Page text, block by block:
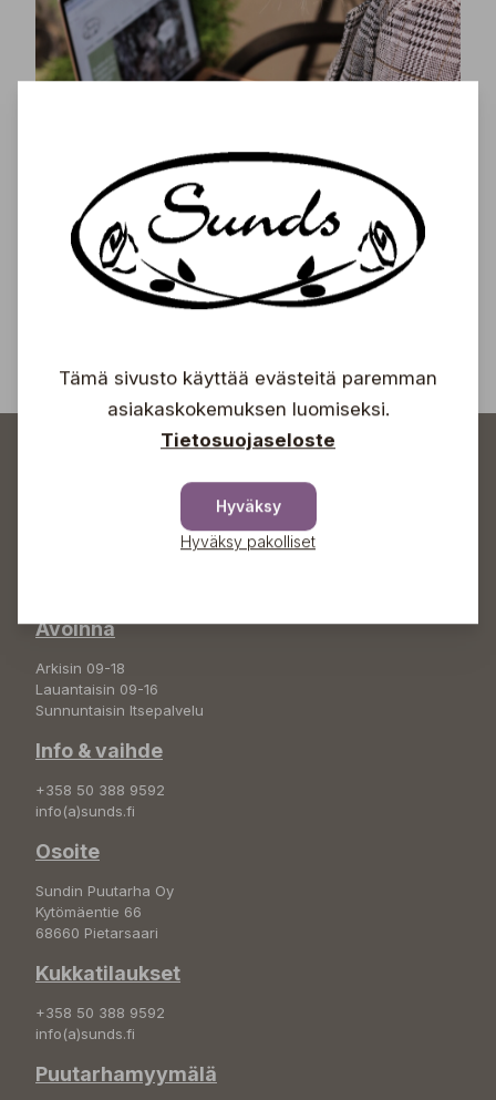
Tilaa uutiskirjeemme ja saa tuoreimmat uutiset,
eksklusiiviset tarjoukset, inspiroivat vinkit sekä
tiedot tulevista tapahtumista suoraan sähköpostiisi!
Tilaa
Avoinna
Arkisin 09-18
Lauantaisin 09-16
Sunnuntaisin Itsepalvelu
Info & vaihde
+358 50 388 9592
info(a)sunds.fi
Osoite
Sundin Puutarha Oy
Kytömäentie 66
68660 Pietarsaari
Kukkatilaukset
+358 50 388 9592
info(a)sunds.fi
Puutarhamyymälä
Tämä sivusto käyttää evästeitä paremman
asiakaskokemuksen luomiseksi.
Tietosuojaseloste
Hyväksy
Hyväksy pakolliset